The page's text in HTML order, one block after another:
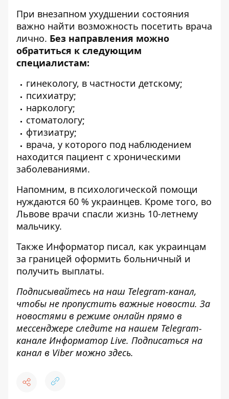
При внезапном ухудшении состояния
важно найти возможность посетить врача
лично. Без направления можно
обратиться к следующим
специалистам:
гинекологу, в частности детскому;
психиатру;
наркологу;
стоматологу;
фтизиатру;
врача, у которого под наблюдением
находится пациент с хроническими
заболеваниями.
Напомним, в психологической помощи
нуждаются 60 % украинцев. Кроме того, во
Львове врачи спасли жизнь 10-летнему
мальчику.
Также Информатор писал, как украинцам
за границей оформить больничный и
получить выплаты.
Подписывайтесь на наш Telegram-канал,
чтобы не пропустить важные новости. За
новостями в режиме онлайн прямо в
мессенджере следите на нашем Telegram-
канале Информатор Live. Подписаться на
канал в Viber можно здесь.